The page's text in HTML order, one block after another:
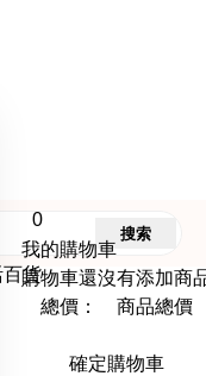
0
我的購物車
購物車還沒有添加商
總價： 商品總價
確定購物車
搜索